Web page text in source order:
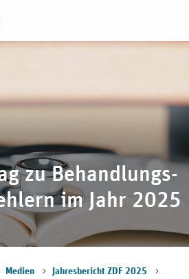
zu Behandlungs-
im Jahr 2025
Medien Jahresbericht ZDF 2025